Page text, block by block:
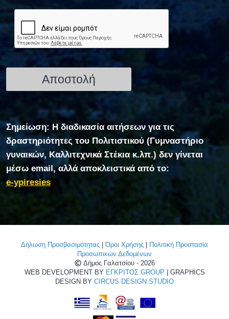
Σημείωση: Η διαδικασία αιτήσεων για τις
δραστηριότητες του Πολιτιστικού (Γυμναστήριο
γυναικών, Καλλιτεχνικά Στέκια κ.λπ.) δεν γίνεται
μέσω email, αλλά αποκλειστικά από το:
e-ypiresies
Δήλωση Προσβασιμότητας |Όροι Χρήσης
Πολιτική Προστασία
Προσωπικών Δεδομένων
Δήμος Γαλατσίου - 2026
WEB DEVELOPMENT BY ΕΓΚΡΙΤΟΣ GROUP | GRAPHICS
DESIGN BY CIRCUS DESIGN STUDIO